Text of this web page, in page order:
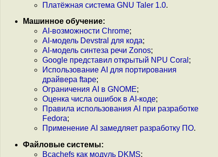
Платёжная система GNU Taler 1.0.
Машинное обучение:
AI-возможности Chrome;
AI-модель Devstral для кода;
AI-модель синтеза речи Zonos;
Google представил открытый NPU Coral ;
Использование AI для портирования
драйвера ftape;
Ограничения AI в GNOME;
Оценка числа ошибок в AI-коде;
Правила использования AI при разработке
Fedora;
Применение AI замедляет разработку ПО.
Файловые системы:
Bcachefs как модуль DKMS;